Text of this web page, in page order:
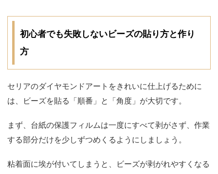
初心者でも失敗しないビーズの貼り方と作り
方
セリアのダイヤモンドアートをきれいに仕上げるために
は、ビーズを貼る「順番」と「角度」が大切です。
まず、台紙の保護フィルムは一度にすべて剥がさず、作業
する部分だけを少しずつめくるようにしましょう。
粘着面に埃が付いてしまうと、ビーズが剥がれやすくなる